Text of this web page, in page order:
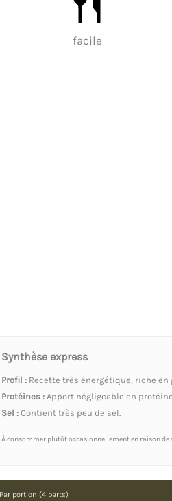
facile
Synthèse express
Profil : Recette très énergétique, riche en
Protéines : Apport négligeable en
Sel : Contient très peu de sel.
À consommer plutôt occasionnellement en raison de
Par portion (4 parts)